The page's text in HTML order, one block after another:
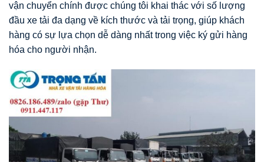
vận chuyển chính được chúng tôi khai thác với số lượng
đầu xe tải đa dạng về kích thước và tải trọng, giúp khách
hàng có sự lựa chọn dễ dàng nhất trong việc ký gửi hàng
hóa cho người nhận.